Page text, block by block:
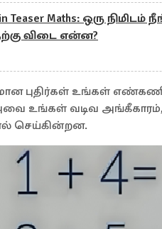
Teaser Maths: ஒரு
விடை என்ன?
புதிர்கள் உங்கள்
உங்கள் வடிவ அங்கீகாரம்,
செய்கின்றன.